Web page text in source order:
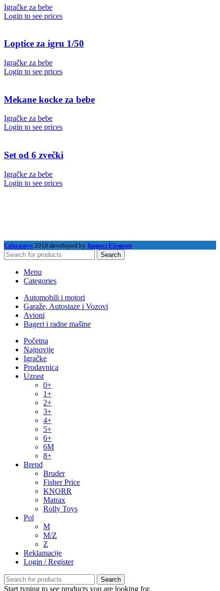
Igračke za bebe
Login to see prices
Loptice za igru 1/50
Igračke za bebe
Login to see prices
Mekane kocke za bebe
Igračke za bebe
Login to see prices
Set od 6 zvečki
Igračke za bebe
Login to see prices
Cobratoys 2018 developed by Inspect Element
Search
Menu
Categories
Automobili i motori
Garaže, Autostaze i Vozovi
Avioni
Bageri i radne mašine
Početna
Najnovije
Igračke
Prodavnica
Uzrast
0+
1+
2+
3+
4+
5+
6+
6M
8+
Brend
Bruder
Fisher Price
KNORR
Matrax
Rolly Toys
Pol
M
M/Z
Z
Reklamacije
Login / Register
Search
Start typing to see products you are looking for.